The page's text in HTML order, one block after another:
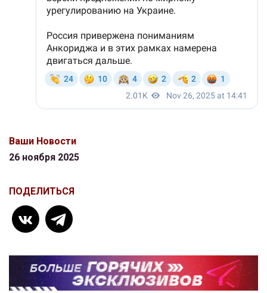
Ваши Новости
26 ноября 2025
ПОДЕЛИТЬСЯ